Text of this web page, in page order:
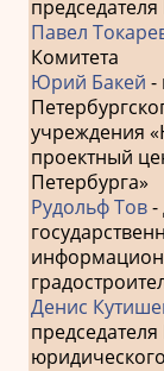
Павел
Комитета
Юрий Бакей -
учреждения
проектный
Петербурга»
Рудольф Тов-
Денис